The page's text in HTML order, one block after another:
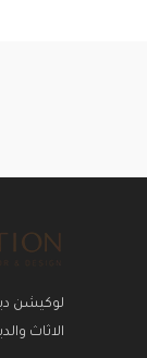
لوكيشن
الاثاث